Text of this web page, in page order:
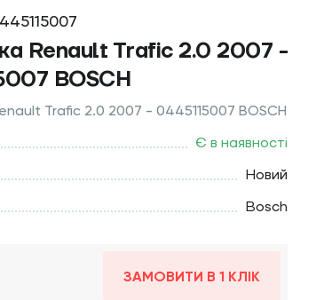
Renault Trafic 2.0 2007 -
BOSCH
Trafic 2.0 2007 - 0445115007 BOSCH
Є в наявності
Новий
Bosch
ЗАМОВИТИ В 1 КЛІК